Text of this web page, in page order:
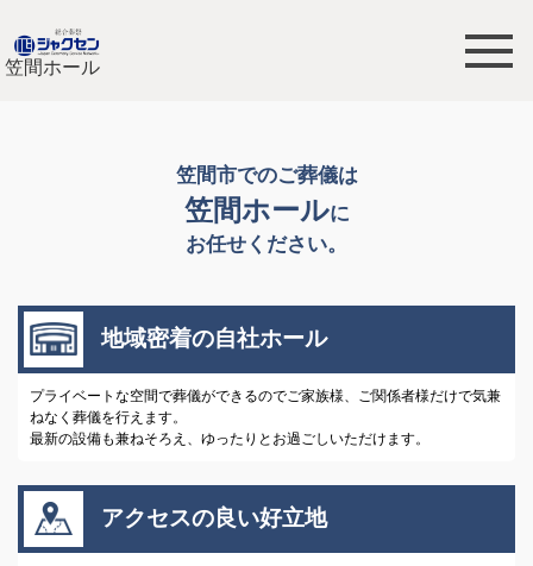
笠間ホール
笠間市でのご葬儀は
笠間ホールに
お任せください。
地域密着の自社ホール
プライベートな空間で葬儀ができるのでご家族様、ご関係者様だけで気兼
ねなく葬儀を行えます。
最新の設備も兼ねそろえ、ゆったりとお過ごしいただけます。
アクセスの良い好立地